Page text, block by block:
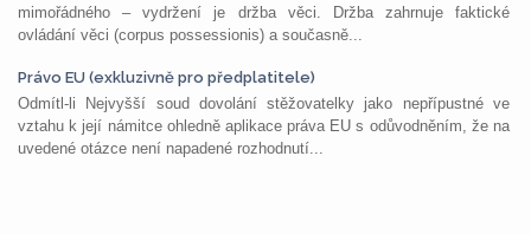
mimořádného – vydržení je držba věci. Držba zahrnuje faktické
ovládání věci (corpus possessionis) a současně...
Právo EU (exkluzivně pro předplatitele)
Odmítl-li Nejvyšší soud dovolání stěžovatelky jako nepřípustné ve
vztahu k její námitce ohledně aplikace práva EU s odůvodněním, že na
uvedené otázce není napadené rozhodnutí...